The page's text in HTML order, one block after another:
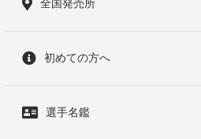
全国発売所
初めての方へ
選手名鑑